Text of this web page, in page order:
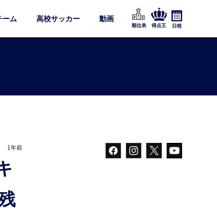
ーム 高校サッカー 動画
順位表 得点王 日程
1年前